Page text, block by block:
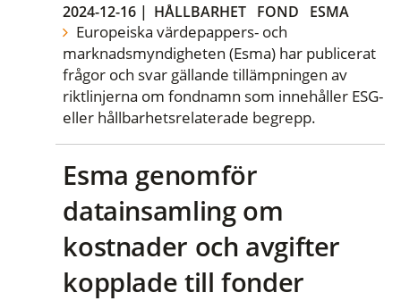
2024-12-16 | HÅLLBARHET FOND ESMA
Europeiska värdepappers- och
marknadsmyndigheten (Esma) har publicerat
frågor och svar gällande tillämpningen av
riktlinjerna om fondnamn som innehåller ESG-
eller hållbarhetsrelaterade begrepp.
Esma genomför
datainsamling om
kostnader och avgifter
kopplade till fonder